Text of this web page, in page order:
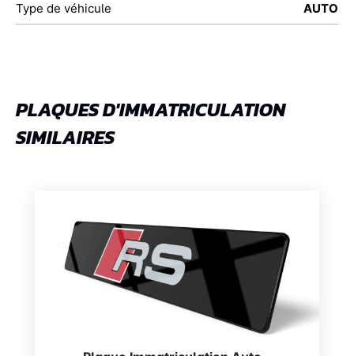
Type de véhicule AUTO
PLAQUES D'IMMATRICULATION
SIMILAIRES